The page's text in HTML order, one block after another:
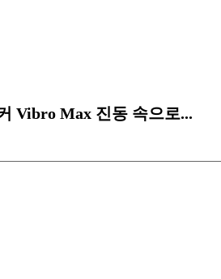
Vibro Max 진동 속으로...